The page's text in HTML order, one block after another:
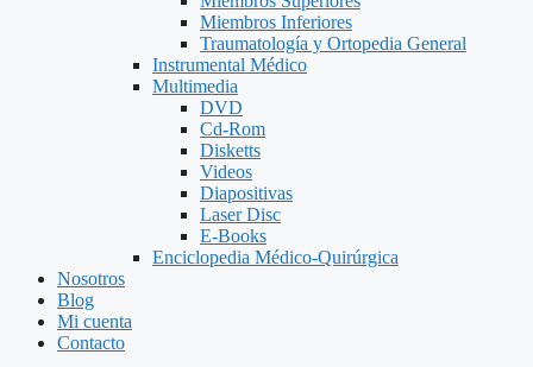
Miembros Inferiores
Traumatología y Ortopedia General
Instrumental Médico
Multimedia
DVD
Cd-Rom
Disketts
Videos
Diapositivas
Laser Disc
E-Books
Enciclopedia Médico-Quirúrgica
Nosotros
Blog
Mi cuenta
Contacto